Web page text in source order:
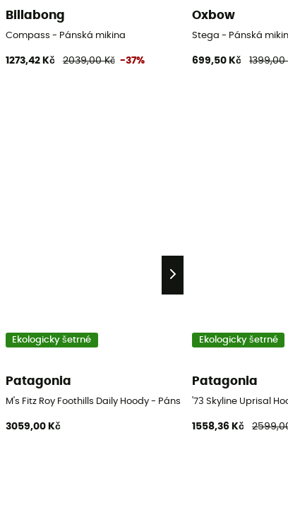
Billabong
Compass - Pánská mikina
1273,42 Kč 2039,00 Kč -37%
Oxbow
Stega - Pánská
699,50 Kč 1399,00
Ekologicky šetrné
Patagonia
M's Fitz Roy Foothills Daily Hoody - Pánská mikina
3059,00 Kč
Ekologicky šetrné
Patagonia
'73 Skyline Uprisal
1558,36 Kč